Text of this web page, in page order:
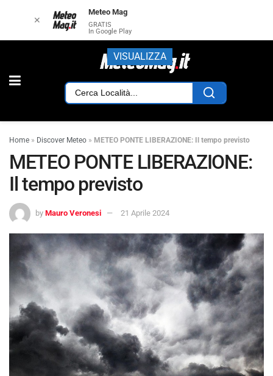
Home » Discover Meteo » METEO PONTE LIBERAZIONE: Il tempo previsto
METEO PONTE LIBERAZIONE:
Il tempo previsto
by Mauro Veronesi 21 Aprile 2024
✕
Meteo Mag
GRATIS
In Google Play
VISUALIZZA